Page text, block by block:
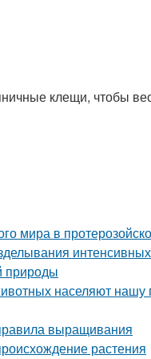
клещи, чтобы
мира в
природы
населяют нашу
выращивания
растения